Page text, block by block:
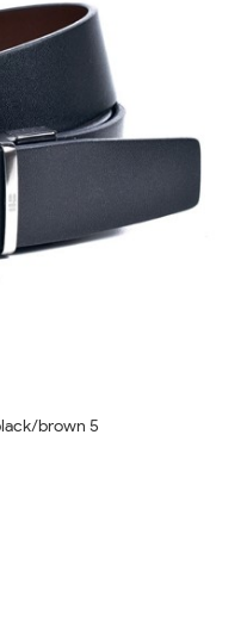
brown 5